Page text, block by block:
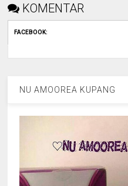
KOMENTAR
FACEBOOK:
NU AMOOREA KUPANG